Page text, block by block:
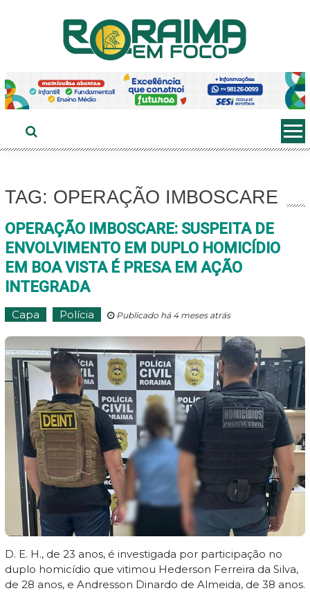
TAG: OPERAÇÃO IMBOSCARE
OPERAÇÃO IMBOSCARE: SUSPEITA DE
ENVOLVIMENTO EM DUPLO HOMICÍDIO
EM BOA VISTA É PRESA EM AÇÃO
INTEGRADA
Capa Polícia Publicado há 4 meses atrás
D. E. H., de 23 anos, é investigada por participação no
duplo homicídio que vitimou Hederson Ferreira da Silva,
de 28 anos, e Andresson Dinardo de Almeida, de 38 anos.